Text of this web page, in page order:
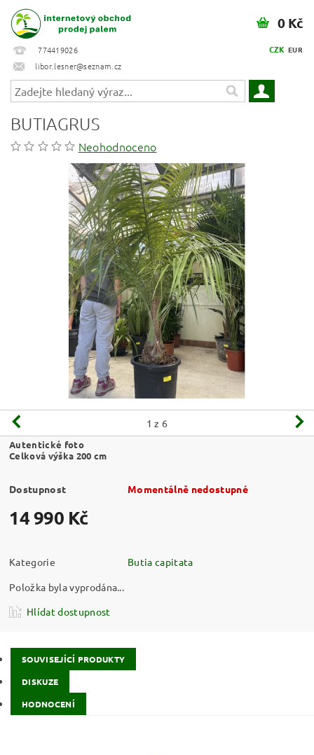
774419026
libor.lesner@seznam.cz
CZK EUR
0 Kč
BUTIAGRUS
Neohodnoceno
1 z 6
Autentické foto
Celková výška 200 cm
Dostupnost Momentálně nedostupné
14 990 Kč
Kategorie
Butia capitata
Položka byla vyprodána...
Hlídat dostupnost
SOUVISEJÍCÍ PRODUKTY
DISKUZE
HODNOCENÍ